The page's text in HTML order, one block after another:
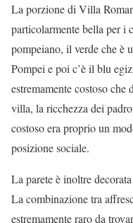
La porzione di Villa
particolarmente bella per i
pompeiano, il verde che è
Pompei e poi c’è il blu
estremamente costoso che
villa, la ricchezza dei
costoso era proprio un
posizione sociale.
La parete è inoltre
La combinazione tra
estremamente raro da